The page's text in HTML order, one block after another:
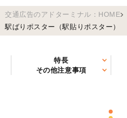
交通広告のアドターミナル：HOME
駅ばりポスター（駅貼りポスター）
特長
その他注意事項